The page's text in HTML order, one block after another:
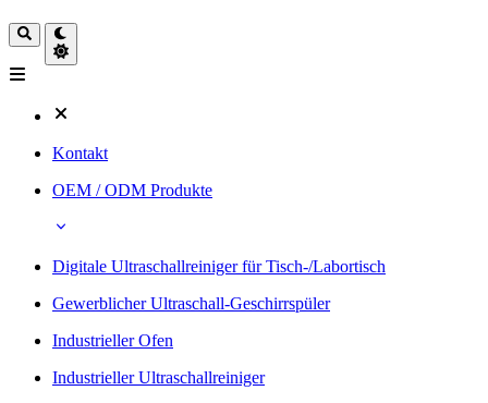
Kontakt
OEM / ODM Produkte
Digitale Ultraschallreiniger für Tisch-/Labortisch
Gewerblicher Ultraschall-Geschirrspüler
Industrieller Ofen
Industrieller Ultraschallreiniger